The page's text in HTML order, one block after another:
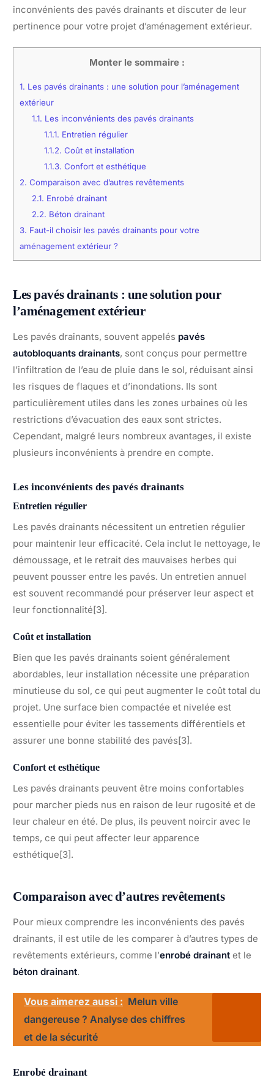
inconvénients des pavés drainants et discuter de leur
pertinence pour votre projet d’aménagement extérieur.
Monter le sommaire :
1. Les pavés drainants : une solution pour l’aménagement
extérieur
1.1. Les inconvénients des pavés drainants
1.1.1. Entretien régulier
1.1.2. Coût et installation
1.1.3. Confort et esthétique
2. Comparaison avec d’autres revêtements
2.1. Enrobé drainant
2.2. Béton drainant
3. Faut-il choisir les pavés drainants pour votre
aménagement extérieur ?
Les pavés drainants : une solution pour
l’aménagement extérieur
Les pavés drainants, souvent appelés pavés
autobloquants drainants, sont conçus pour permettre
l’infiltration de l’eau de pluie dans le sol, réduisant ainsi
les risques de flaques et d’inondations. Ils sont
particulièrement utiles dans les zones urbaines où les
restrictions d’évacuation des eaux sont strictes.
Cependant, malgré leurs nombreux avantages, il existe
plusieurs inconvénients à prendre en compte.
Les inconvénients des pavés drainants
Entretien régulier
Les pavés drainants nécessitent un entretien régulier
pour maintenir leur efficacité. Cela inclut le nettoyage, le
démoussage, et le retrait des mauvaises herbes qui
peuvent pousser entre les pavés. Un entretien annuel
est souvent recommandé pour préserver leur aspect et
leur fonctionnalité[3].
Coût et installation
Bien que les pavés drainants soient généralement
abordables, leur installation nécessite une préparation
minutieuse du sol, ce qui peut augmenter le coût total du
projet. Une surface bien compactée et nivelée est
essentielle pour éviter les tassements différentiels et
assurer une bonne stabilité des pavés[3].
Confort et esthétique
Les pavés drainants peuvent être moins confortables
pour marcher pieds nus en raison de leur rugosité et de
leur chaleur en été. De plus, ils peuvent noircir avec le
temps, ce qui peut affecter leur apparence
esthétique[3].
Comparaison avec d’autres revêtements
Pour mieux comprendre les inconvénients des pavés
drainants, il est utile de les comparer à d’autres types de
revêtements extérieurs, comme l’enrobé drainant et le
béton drainant.
Vous aimerez aussi : Melun ville
dangereuse ? Analyse des chiffres
et de la sécurité
Enrobé drainant